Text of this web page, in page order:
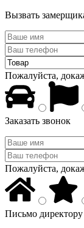
Вызвать
Пожалуйста,
Заказать звонок
Пожалуйста,
Письмо директору